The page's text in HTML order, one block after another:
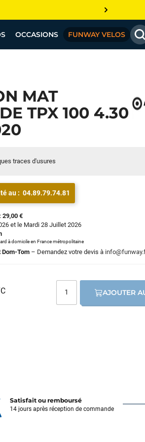
!
OCCASIONS FUNWAY VELOS
MAT
TPX 100 4.30
traces d'usures
au : 04.89.79.74.81
29,00 €
et le Mardi 28 Juillet 2026
à domicile en France métropolitaine
Dom-Tom – Demandez votre devis à
AJOUTER
Satisfait ou remboursé
14 jours après réception de commande